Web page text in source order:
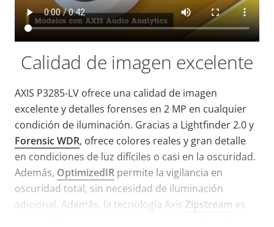
Calidad de imagen excelente
AXIS P3285-LV ofrece una calidad de imagen
excelente y detalles forenses en 2 MP en cualquier
condición de iluminación. Gracias a Lightfinder 2.0 y
Forensic WDR, ofrece colores reales y gran detalle
en condiciones de luz difíciles o casi en la oscuridad.
Además, OptimizedIR permite la vigilancia en
oscuridad total, sin necesidad de iluminación
adicional. Además, la tecnología Axis Zipstream es